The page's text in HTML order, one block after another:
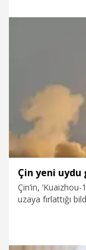
Çin yeni
Çin’in,
uzaya fırlattığı